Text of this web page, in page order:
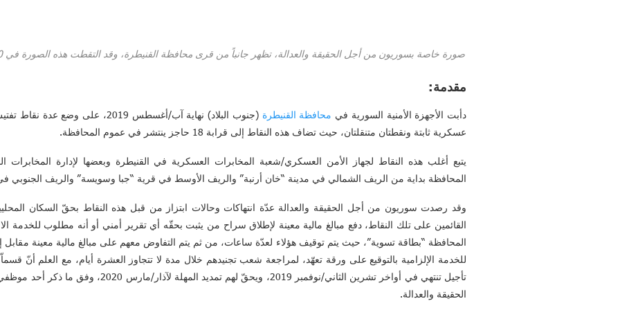
صورة خاصة بسوريون من أجل الحقيقة والعدالة، تظهر جانباً من قرى محافظة القنيطرة، وقد التقطت هذه الصورة في 10 أيلول/سبتمبر 2019.
مقدمة:
دأبت الأجهزة الأمنية السورية في محافظة القنيطرة
(جنوب البلاد) نهاية آب/أغسطس 2019،
عسكرية ثابتة ونقطتان متنقلتان، حيث تضاف هذه النقاط إلى قرابة 18 حاجز ينتشر في عموم المحافظة.
يتبع أغلب هذه النقاط لجهاز الأمن العسكري/شعبة المخابرات العسكرية في القنيطرة وبعضها لإدارة
المحافظة بداية من الريف الشمالي في مدينة “خان أرنبة” والريف الأوسط في قرية “جبا وسويسة” والريف الجنوبي
وقد رصدت سوريون من أجل الحقيقة والعدالة عدّة انتهاكات وحالات ابتزاز من قبل هذه النقاط بحقّ السكان
القائمين على تلك النقاط، دفع مبالغ مالية معينة لإطلاق سراح من يثبت بحقّه أي تقرير أمني أو أنه مطلوب للخدمة
المحافظة “بطاقة تسوية”، حيث يتم توقيف هؤلاء لعدّة ساعات، من ثم يتم التفاوض معهم على مبالغ مالية معينة مقابل
للخدمة الإلزامية بالتوقيع على ورقة تعهّد، لمراجعة شعب تجنيدهم خلال مدة لا تتجاوز العشرة أيام، مع العلم أنّ
تأجيل تنتهي في أواخر تشرين الثاني/نوفمبر 2019، ويحقّ
الحقيقة والعدالة.